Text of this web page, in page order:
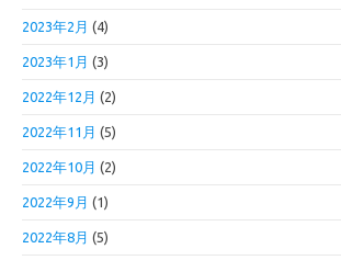
2023年2月 (4)
2023年1月 (3)
2022年12月 (2)
2022年11月 (5)
2022年10月 (2)
2022年9月 (1)
2022年8月 (5)